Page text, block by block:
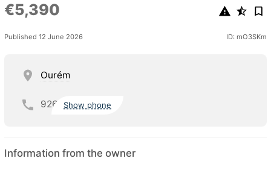
€5,390
Published 12 June 2026 ID: mO3SKm
Ourém
926 Show phone
Information from the owner